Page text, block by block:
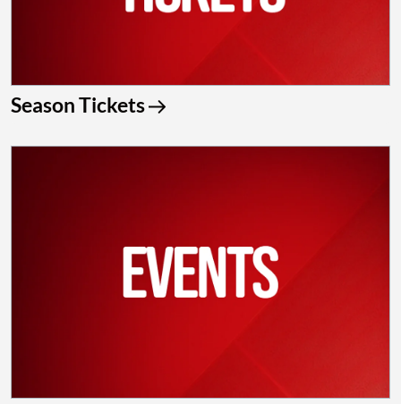
Season Tickets